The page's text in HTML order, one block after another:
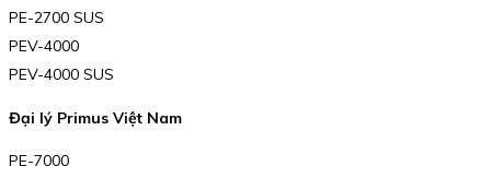
PE-2700 SUS
PEV-4000
PEV-4000 SUS
Đại lý Primus Việt Nam
PE-7000